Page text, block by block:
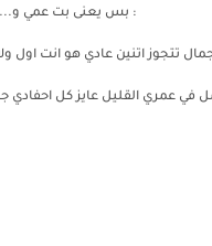
: بس يعنى بت عمي و...
تتجوز اتنين عادي هو انت اول
عمري القليل عايز كل احفادي